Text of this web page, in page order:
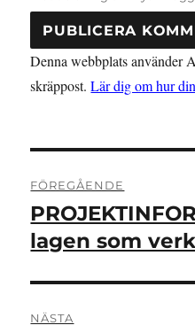
Denna webbplats använder
skräppost.Lär dig om hur
FÖREGÅENDE
Föregående
inlägg:
lagen som
NÄSTA